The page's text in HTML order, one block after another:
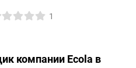
1
компании Ecola в